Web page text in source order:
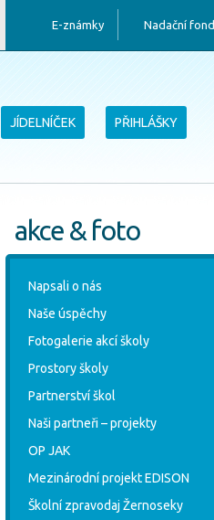
E-známky Nadační fond
JÍDELNÍČEK PŘIHLÁŠKY
akce & foto
Napsali o nás
Naše úspěchy
Fotogalerie akcí školy
Prostory školy
Partnerství škol
Naši partneři – projekty
OP JAK
Mezinárodní projekt EDISON
Školní zpravodaj Žernoseky